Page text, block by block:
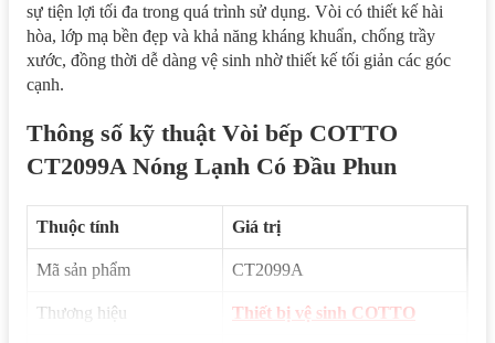
sự tiện lợi tối đa trong quá trình sử dụng. Vòi có thiết kế hài
hòa, lớp mạ bền đẹp và khả năng kháng khuẩn, chống trầy
xước, đồng thời dễ dàng vệ sinh nhờ thiết kế tối giản các góc
cạnh.
Thông số kỹ thuật Vòi bếp COTTO
CT2099A Nóng Lạnh Có Đầu Phun
Thuộc tính Giá trị
Mã sản phẩm CT2099A
Thương hiệu Thiết bị vệ sinh COTTO